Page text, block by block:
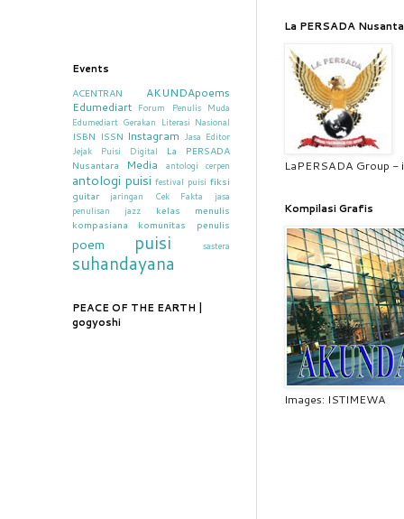
La PERSADA
LaPERSADA Group -
Kompilasi Grafis
Images: ISTIMEWA
Events
ACENTRAN
AKUNDApoems
Edumediart Forum Penulis Muda
Edumediart Gerakan Literasi Nasional
ISBN ISSN Instagram Jasa Editor
Jejak Puisi Digital
La PERSADA
Nusantara
Media antologi cerpen
antologi puisi festival puisi fiksi
guitar
jaringan Cek Fakta
jasa
penulisan
jazz
kelas menulis
kompasiana
komunitas penulis
poem puisi sastera
suhandayana
PEACE OF THE EARTH |
gogyoshi